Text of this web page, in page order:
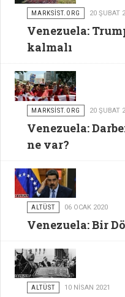
MARKSİST.ORG 20 ŞUBAT
Venezuela:
kalmalı
MARKSİST.ORG 20 ŞUBAT
Venezuela:
ne var?
ALTÜST 06 OCAK 2020
Venezuela: Bir
ALTÜST 10 NISAN 2021